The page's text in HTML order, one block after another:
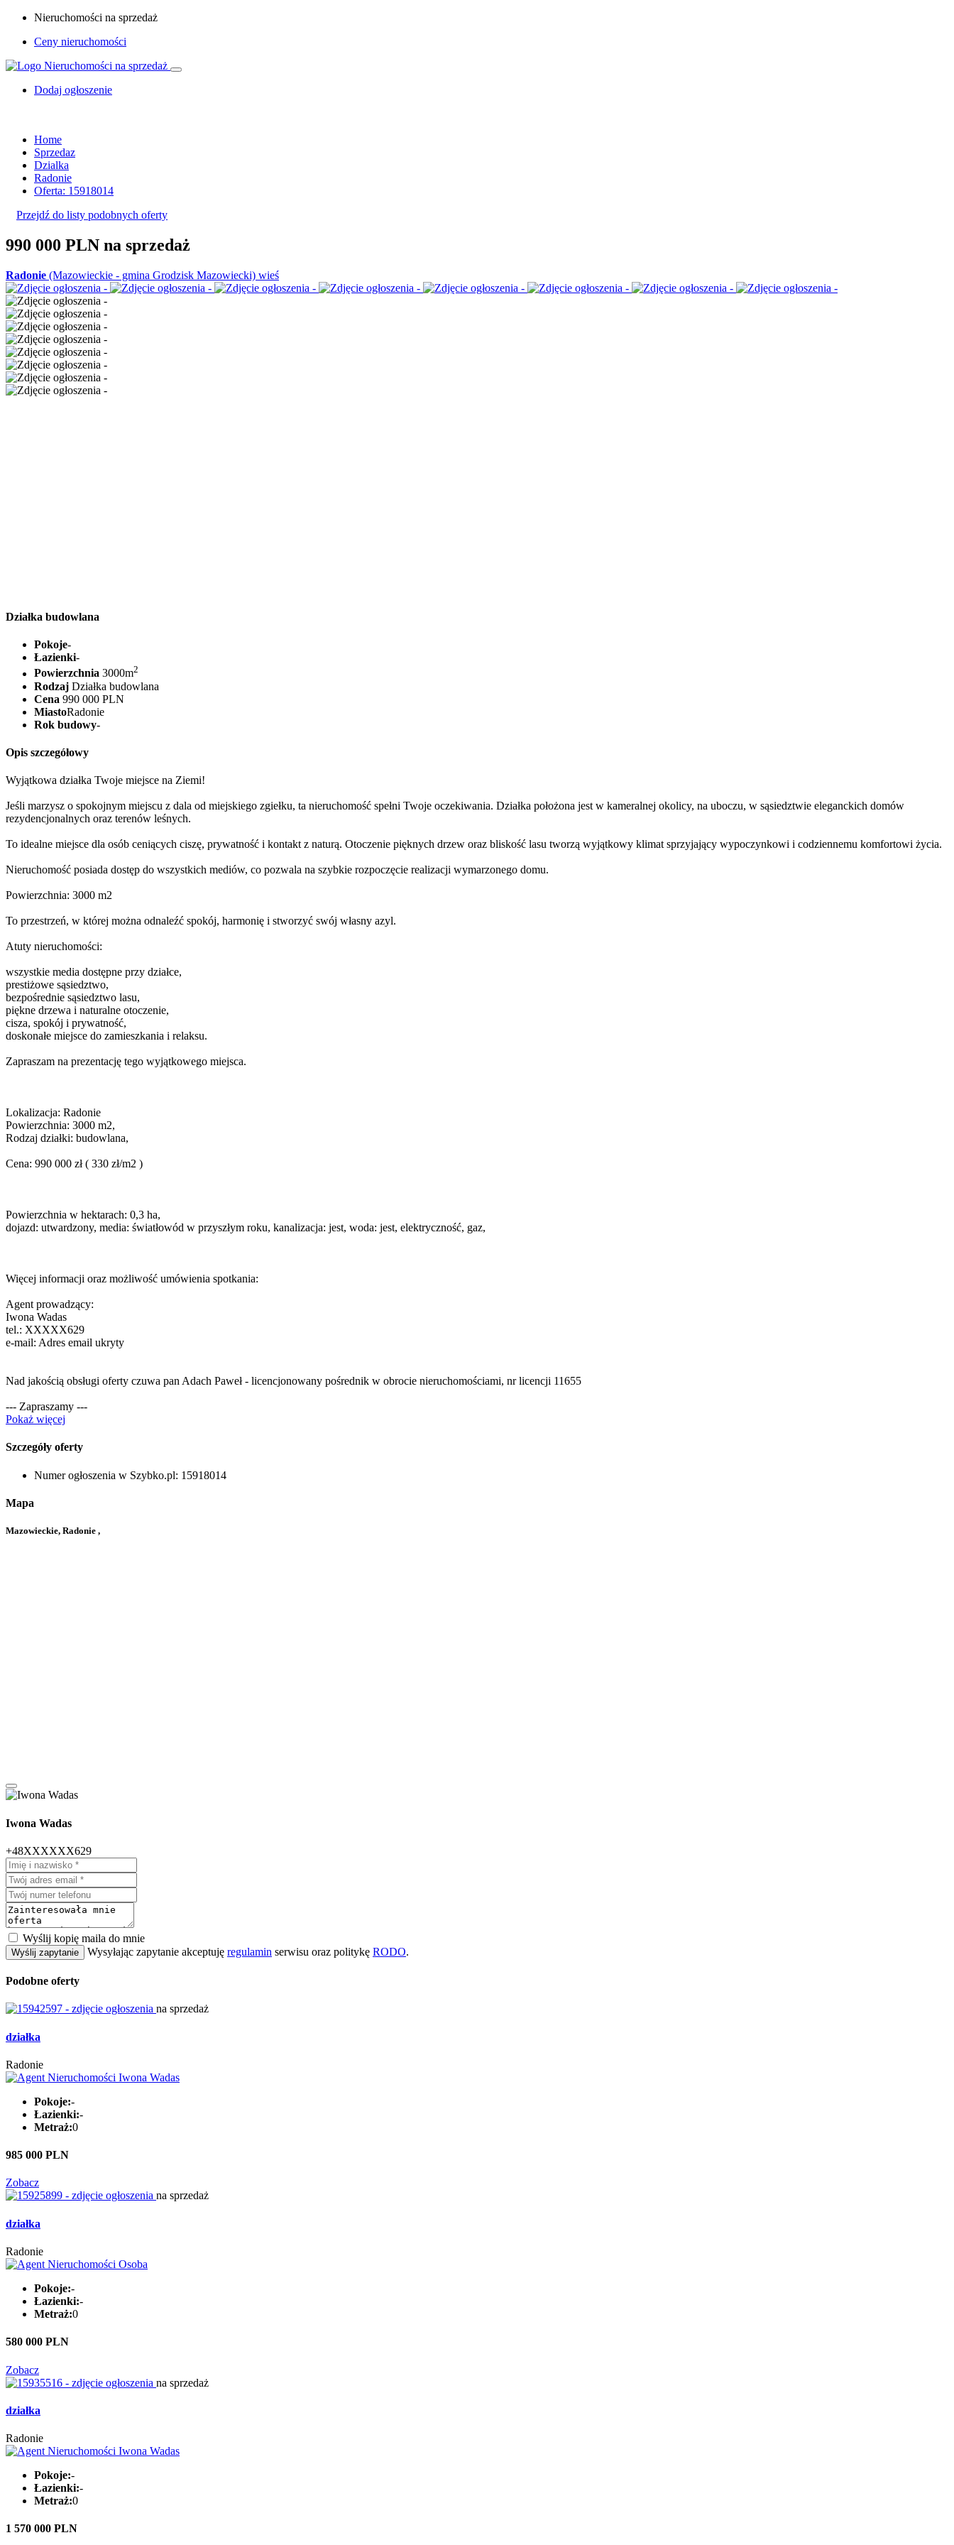
Nieruchomości na sprzedaż
Ceny nieruchomości
Dodaj ogłoszenie
Home
Sprzedaz
Dzialka
Radonie
Oferta: 15918014
Przejdź do listy podobnych oferty
990 000 PLN na sprzedaż
Radonie (Mazowieckie - gmina Grodzisk Mazowiecki) wieś
Działka budowlana
Pokoje-
Łazienki-
Powierzchnia 3000m2
Rodzaj Działka budowlana
Cena 990 000 PLN
MiastoRadonie
Rok budowy-
Opis szczegółowy
Wyjątkowa działka Twoje miejsce na Ziemi!
Jeśli marzysz o spokojnym miejscu z dala od miejskiego zgiełku, ta nieruchomość spełni Twoje oczekiwania. Działka położona jest w kameralnej okolicy, na uboczu, w sąsiedztwie eleganckich domów
rezydencjonalnych oraz terenów leśnych.
To idealne miejsce dla osób ceniących ciszę, prywatność i kontakt z naturą. Otoczenie pięknych drzew oraz bliskość lasu tworzą wyjątkowy klimat sprzyjający wypoczynkowi i codziennemu komfortowi życia.
Nieruchomość posiada dostęp do wszystkich mediów, co pozwala na szybkie rozpoczęcie realizacji wymarzonego domu.
Powierzchnia: 3000 m2
To przestrzeń, w której można odnaleźć spokój, harmonię i stworzyć swój własny azyl.
Atuty nieruchomości:
wszystkie media dostępne przy działce,
prestiżowe sąsiedztwo,
bezpośrednie sąsiedztwo lasu,
piękne drzewa i naturalne otoczenie,
cisza, spokój i prywatność,
doskonałe miejsce do zamieszkania i relaksu.
Zapraszam na prezentację tego wyjątkowego miejsca.
Lokalizacja: Radonie
Powierzchnia: 3000 m2,
Rodzaj działki: budowlana,
Cena: 990 000 zł ( 330 zł/m2 )
Powierzchnia w hektarach: 0,3 ha,
dojazd: utwardzony, media: światłowód w przyszłym roku, kanalizacja: jest, woda: jest, elektryczność, gaz,
Więcej informacji oraz możliwość umówienia spotkania:
Agent prowadzący:
Iwona Wadas
tel.: XXXXX629
e-mail: Adres email ukryty
Nad jakością obsługi oferty czuwa pan Adach Paweł - licencjonowany pośrednik w obrocie nieruchomościami, nr licencji 11655
--- Zapraszamy ---
Pokaż więcej
Szczegóły oferty
Numer ogłoszenia w Szybko.pl: 15918014
Mapa
Mazowieckie, Radonie ,
Iwona Wadas
+48XXXXXX629
Wyślij kopię maila do mnie
Wyślij zapytanie Wysyłając zapytanie akceptuję regulamin serwisu oraz politykę RODO.
Podobne oferty
na sprzedaż
działka
Radonie
Pokoje:-
Łazienki:-
Metraż:0
985 000 PLN
Zobacz
na sprzedaż
działka
Radonie
Pokoje:-
Łazienki:-
Metraż:0
580 000 PLN
Zobacz
na sprzedaż
działka
Radonie
Pokoje:-
Łazienki:-
Metraż:0
1 570 000 PLN